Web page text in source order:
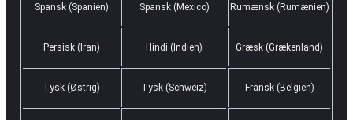
Spansk (Spanien) Spansk (Mexico) Rumænsk (Rumænien)
Persisk (Iran) Hindi (Indien) Græsk (Grækenland)
Tysk (Østrig) Tysk (Schweiz) Fransk (Belgien)